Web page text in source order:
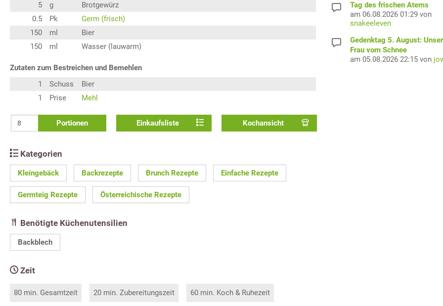
5
g
Brotgewürz
0.5
Pk
Germ (frisch)
150
ml
Bier
150
ml Wasser (lauwarm)
Zutaten zum Bestreichen und Bemehlen
1
Schuss
Bier
1
Prise Mehl
Portionen Einkaufsliste Kochansicht
Kategorien
Kleingebäck Backrezepte Brunch Rezepte Einfache Rezepte
Germteig Rezepte Österreichische Rezepte
Benötigte Küchenutensilien
Backblech
Zeit
80 min. Gesamtzeit 20 min. Zubereitungszeit 60 min. Koch & Ruhezeit
Tag des frischen Atems
am 06.08.2026 01:29 von
snakeeleven
Gedenktag 5. August:
Frau vom Schnee
am 05.08.2026 22:15 von